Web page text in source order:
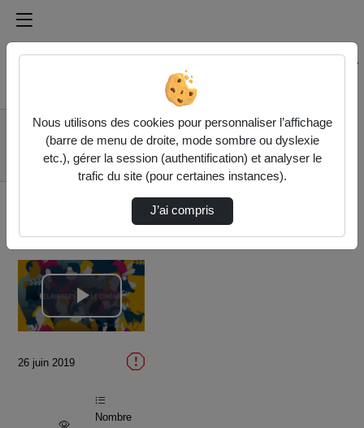
Médiathèque de l'université Paris
Rechercher un média sur Médiathèque de l'université
Accueil
Vidéos
Revue #1257 - N°1 :
Éclairages sur le
Lire
vidéo
26 juin 2019
Nombre
Nous utilisons des cookies pour personnaliser l’affichage
(barre de menu de droite, mode sombre ou dyslexie
etc.), gérer la session (authentification) et analyser le
trafic du site (pour certaines instances).
J’ai compris